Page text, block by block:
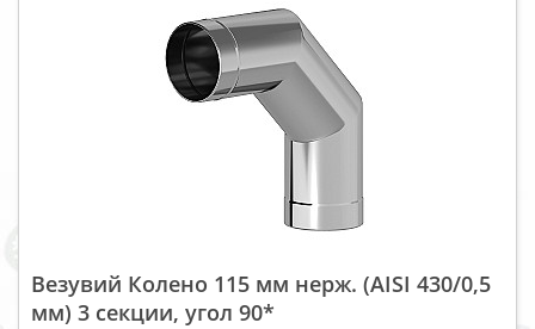
Везувий Колено 115 мм нерж. (AISI 430/0,5
мм) 3 секции, угол 90*